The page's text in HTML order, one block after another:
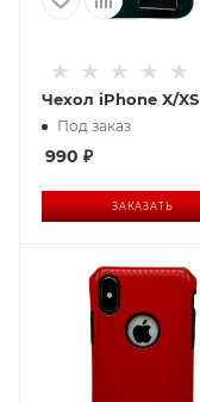
Чехол iPhone X/XS
Под заказ
990 ₽
ЗАКАЗАТЬ